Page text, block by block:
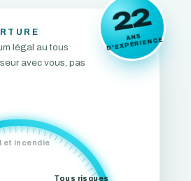
22
ANS
D'EXPÉRIENCE
légal au tous
avec vous, pas
et incendie
Tous risques